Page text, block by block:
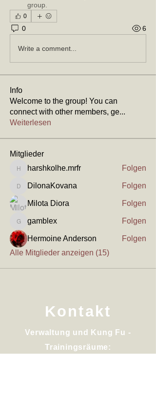
group.
0
0 6
Write a comment...
Info
Welcome to the group! You can
connect with other members, ge...
Weiterlesen
Mitglieder
harshkolhe.mrfr
harshkolhe.mrfr Folgen
DilonaKovana
DilonaKovana Folgen
Milota Diora Folgen
gamblex
gamblex Folgen
Hermoine Anderson
Folgen
Alle Mitglieder anzeigen (15)
Kontakt
Verwaltung und Kung Fu -
Trainingsräume: